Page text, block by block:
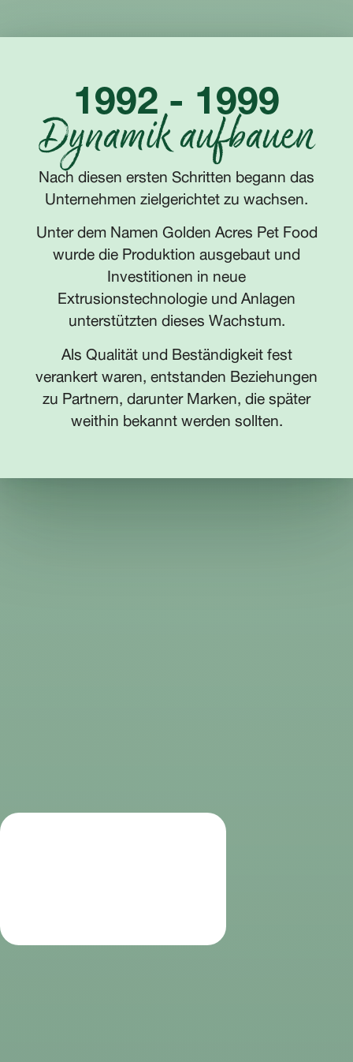
1992 - 1999
Dynamik aufbauen
Nach diesen ersten Schritten begann das
Unternehmen zielgerichtet zu wachsen.
Unter dem Namen Golden Acres Pet Food
wurde die Produktion ausgebaut und
Investitionen in neue
Extrusionstechnologie und Anlagen
unterstützten dieses Wachstum.
Als Qualität und Beständigkeit fest
verankert waren, entstanden Beziehungen
zu Partnern, darunter Marken, die später
weithin bekannt werden sollten.